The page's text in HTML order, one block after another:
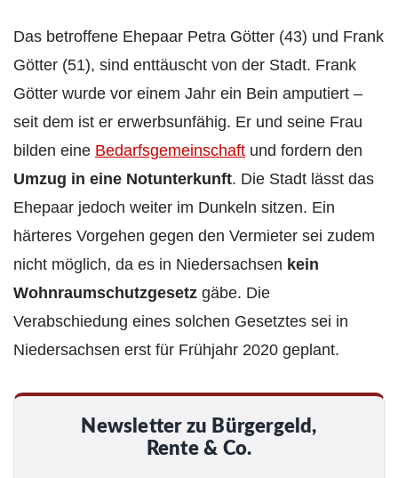
Das betroffene Ehepaar Petra Götter (43) und Frank
Götter (51), sind enttäuscht von der Stadt. Frank
Götter wurde vor einem Jahr ein Bein amputiert –
seit dem ist er erwerbsunfähig. Er und seine Frau
bilden eine Bedarfsgemeinschaft und fordern den
Umzug in eine Notunterkunft. Die Stadt lässt das
Ehepaar jedoch weiter im Dunkeln sitzen. Ein
härteres Vorgehen gegen den Vermieter sei zudem
nicht möglich, da es in Niedersachsen kein
Wohnraumschutzgesetz gäbe. Die
Verabschiedung eines solchen Gesetztes sei in
Niedersachsen erst für Frühjahr 2020 geplant.
Newsletter zu Bürgergeld,
Rente & Co.